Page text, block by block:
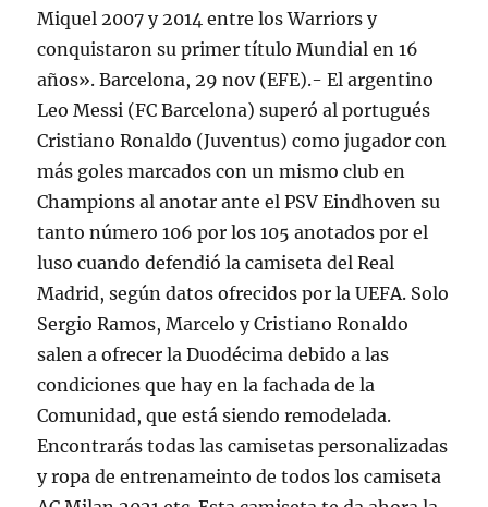
Miquel 2007 y 2014 entre los Warriors y
conquistaron su primer título Mundial en 16
años». Barcelona, 29 nov (EFE).- El argentino
Leo Messi (FC Barcelona) superó al portugués
Cristiano Ronaldo (Juventus) como jugador con
más goles marcados con un mismo club en
Champions al anotar ante el PSV Eindhoven su
tanto número 106 por los 105 anotados por el
luso cuando defendió la camiseta del Real
Madrid, según datos ofrecidos por la UEFA. Solo
Sergio Ramos, Marcelo y Cristiano Ronaldo
salen a ofrecer la Duodécima debido a las
condiciones que hay en la fachada de la
Comunidad, que está siendo remodelada.
Encontrarás todas las camisetas personalizadas
y ropa de entrenameinto de todos los camiseta